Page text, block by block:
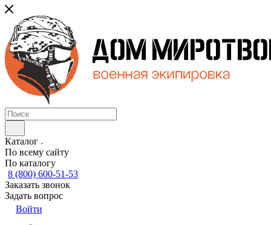
Каталог
По всему сайту
По каталогу
8 (800) 600-51-53
Заказать звонок
Задать вопрос
Войти